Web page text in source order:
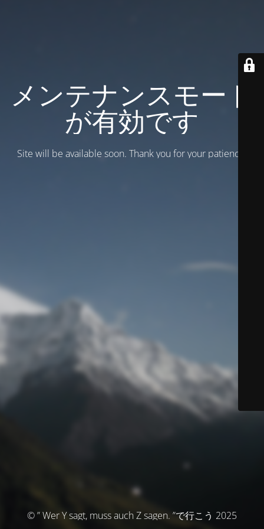
メンテナンスモード
が有効です
Site will be available soon. Thank you for your patience!
© ” Wer Y sagt, muss auch Z sagen. ”で行こう 2025